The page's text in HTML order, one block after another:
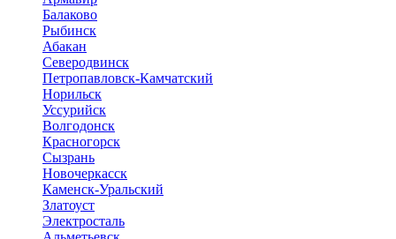
Балаково
Рыбинск
Абакан
Северодвинск
Петропавловск-Камчатский
Норильск
Уссурийск
Волгодонск
Красногорск
Сызрань
Новочеркасск
Каменск-Уральский
Златоуст
Электросталь